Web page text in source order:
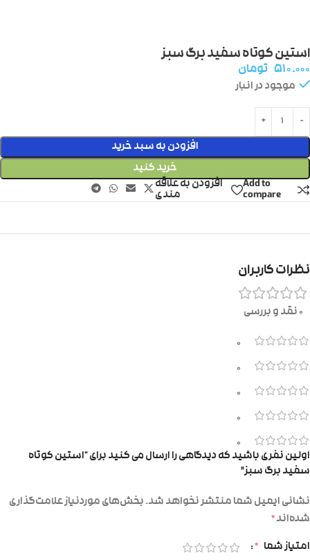
استین کوتاه سفید برگ سبز
۵۱۰.۰۰۰ تومان
موجود در انبار
افزودن به سبد خرید
خرید کنید
Add to
compare
افزودن به علاقه
مندی
نظرات کاربران
0 نقد و بررسی
0
0
0
0
0
اولین نفری باشید که دیدگاهی را ارسال می کنید برای “استین کوتاه
سفید برگ سبز”
نشانی ایمیل شما منتشر نخواهد شد.بخش‌های موردنیاز علامت‌گذاری
شده‌اند*
امتیاز شما *